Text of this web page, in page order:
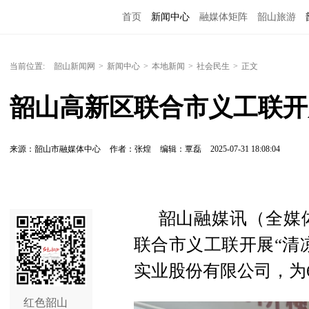
首页 新闻中心 融媒体矩阵 韶山旅游
当前位置: 韶山新闻网 > 新闻中心 > 本地新闻 > 社会民生 > 正文
韶山高新区联合市义工联
来源：韶山市融媒体中心 作者：张煌 编辑：覃磊 2025-07-31 18:08:04
红色韶山
韶山融媒讯（全媒
联合市义工联开展“清
实业股份有限公司，